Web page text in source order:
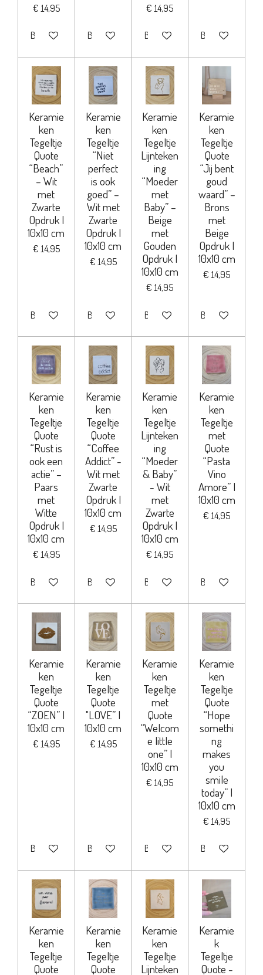
€ 14,95
Bekijk details Bekijk details
€ 14,95
Bekijk details Bekijk details
Keramie
ken
Tegeltje
Quote
“Beach”
– Wit
met
Zwarte
Opdruk |
10x10 cm
€ 14,95
Bekijk details
Keramie
ken
Tegeltje
“Niet
perfect
is ook
goed” –
Wit met
Zwarte
Opdruk |
10x10 cm
€ 14,95
Bekijk details
Keramie
ken
Tegeltje
Lijnteken
ing
“Moeder
met
Baby” –
Beige
met
Gouden
Opdruk |
10x10 cm
€ 14,95
Bekijk details
Keramie
ken
Tegeltje
Quote
“Jij bent
goud
waard” –
Brons
met
Beige
Opdruk |
10x10 cm
€ 14,95
Bekijk details
Keramie
ken
Tegeltje
Quote
“Rust is
ook een
actie” –
Paars
met
Witte
Opdruk |
10x10 cm
€ 14,95
Bekijk details
Keramie
ken
Tegeltje
Quote
“Coffee
Addict” -
Wit met
Zwarte
Opdruk |
10x10 cm
€ 14,95
Bekijk details
Keramie
ken
Tegeltje
Lijnteken
ing
“Moeder
& Baby”
- Wit
met
Zwarte
Opdruk |
10x10 cm
€ 14,95
Bekijk details
Keramie
ken
Tegeltje
met
Quote
“Pasta
Vino
Amore” |
10x10 cm
€ 14,95
Bekijk details
Keramie
ken
Tegeltje
Quote
“ZOEN” |
10x10 cm
€ 14,95
Bekijk details
Keramie
ken
Tegeltje
Quote
"LOVE” |
10x10 cm
€ 14,95
Bekijk details
Keramie
ken
Tegeltje
met
Quote
“Welcom
e little
one” |
10x10 cm
€ 14,95
Bekijk details
Keramie
ken
Tegeltje
Quote
“Hope
somethi
ng
makes
you
smile
today” |
10x10 cm
€ 14,95
Bekijk details
Keramie
ken
Tegeltje
Quote
Keramie
ken
Tegeltje
Quote
Keramie
ken
Tegeltje
Lijnteken
Keramie
k
Tegeltje
Quote -